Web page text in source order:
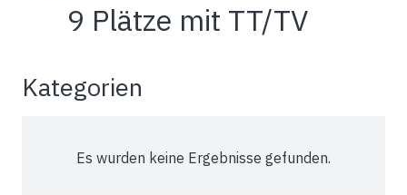
9 Plätze mit TT/TV
Kategorien
Es wurden keine Ergebnisse gefunden.